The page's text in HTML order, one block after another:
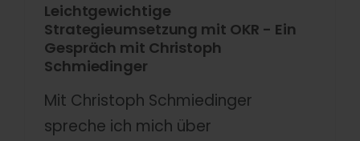
Leichtgewichtige
Strategieumsetzung mit OKR - Ein
Gespräch mit Christoph
Schmiedinger
Mit Christoph Schmiedinger
spreche ich mich über